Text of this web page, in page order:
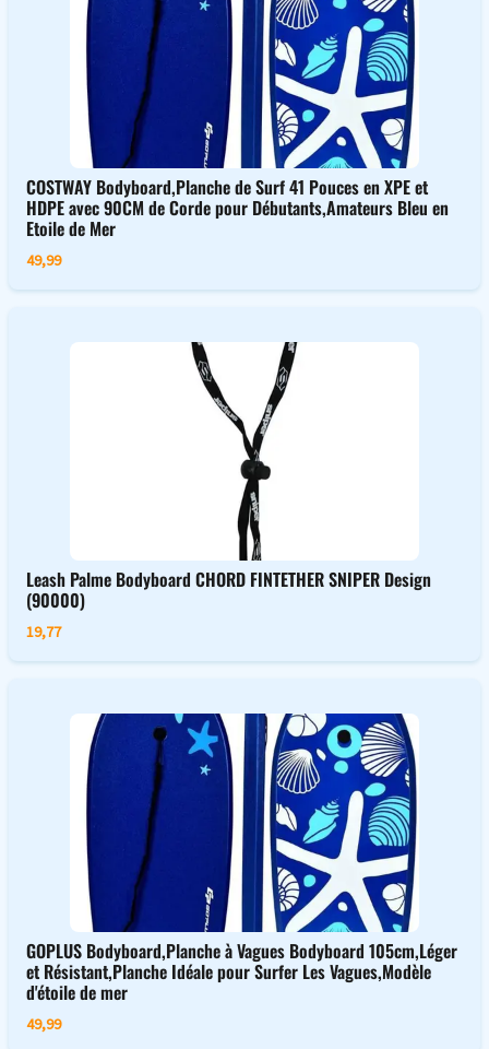
COSTWAY Bodyboard,Planche de Surf 41 Pouces en XPE et
HDPE avec 90CM de Corde pour Débutants,Amateurs Bleu en
Etoile de Mer
49,99
Leash Palme Bodyboard CHORD FINTETHER SNIPER Design
(90000)
19,77
GOPLUS Bodyboard,Planche à Vagues Bodyboard 105cm,Léger
et Résistant,Planche Idéale pour Surfer Les Vagues,Modèle
d'étoile de mer
49,99